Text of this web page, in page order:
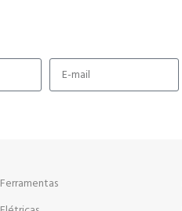
Ferramentas